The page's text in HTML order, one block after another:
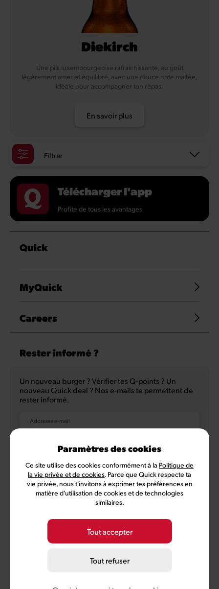
Diekirch
Une pils luxembourgeoise rafraîchissante, au goût
légèrement amer et équilibré, avec une douce note maltée,
idéale pour accompagner ton repas.
En savoir plus
Filtrer
Télécharger l'app
Profite de tous les avantages
Quick
MyQuick
Careers
Rester informé ?
Un nouveau burger ? Vérifier tes Q-points ? Un
nouveau Quick deal ? Nos e-mails te permettent de
rester informé.
Addresse e-mail
NL
Conditions MyQuick
Préférences des cookies
Quick, membre de Comeos et Bemora
Paramètres des cookies
Ce site utilise des cookies conformément à la Politique de
la vie privée et de cookies. Parce que Quick respecte ta
vie privée, nous t'invitons à exprimer tes préférences en
matière d’utilisation de cookies et de technologies
similaires.
Tout accepter
Tout refuser